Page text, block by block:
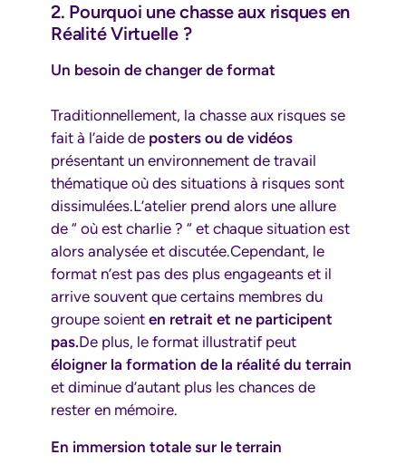
2. Pourquoi une chasse aux risques en
Réalité Virtuelle ?
Un besoin de changer de format
Traditionnellement, la chasse aux risques se
fait à l’aide de posters ou de vidéos
présentant un environnement de travail
thématique où des situations à risques sont
dissimulées.L’atelier prend alors une allure
de “ où est charlie ? “ et chaque situation est
alors analysée et discutée.Cependant, le
format n’est pas des plus engageants et il
arrive souvent que certains membres du
groupe soient en retrait et ne participent
pas.De plus, le format illustratif peut
éloigner la formation de la réalité du terrain
et diminue d’autant plus les chances de
rester en mémoire.
En immersion totale sur le terrain